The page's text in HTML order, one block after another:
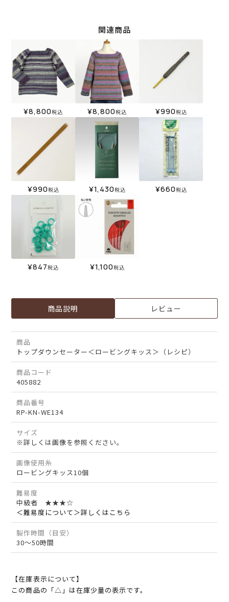
関連商品
¥8,800税込 ¥8,800税込 ¥990税込
¥990税込 ¥1,430税込 ¥660税込
¥847税込 ¥1,100税込
商品説明 レビュー
商品
トップダウンセーター＜ロービングキッス＞（レシピ）
商品コード
405882
商品番号
RP-KN-WE134
サイズ
※詳しくは画像を参照ください。
画像使用糸
ロービングキッス10個
難易度
中級者 ★★★☆
＜難易度について＞詳しくはこちら
製作時間（目安）
30～50時間
【在庫表示について】
この商品の「△」は在庫少量の表示です。